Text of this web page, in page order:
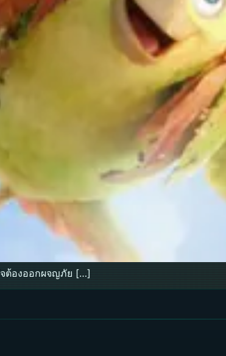
ต้องออกผจญภัย […]